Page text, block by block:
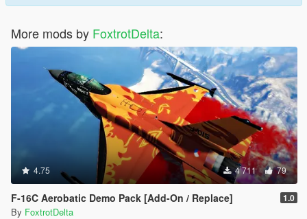
More mods by FoxtrotDelta:
4.75 4 711 79
F-16C Aerobatic Demo Pack [Add-On / Replace] 1.0
By FoxtrotDelta